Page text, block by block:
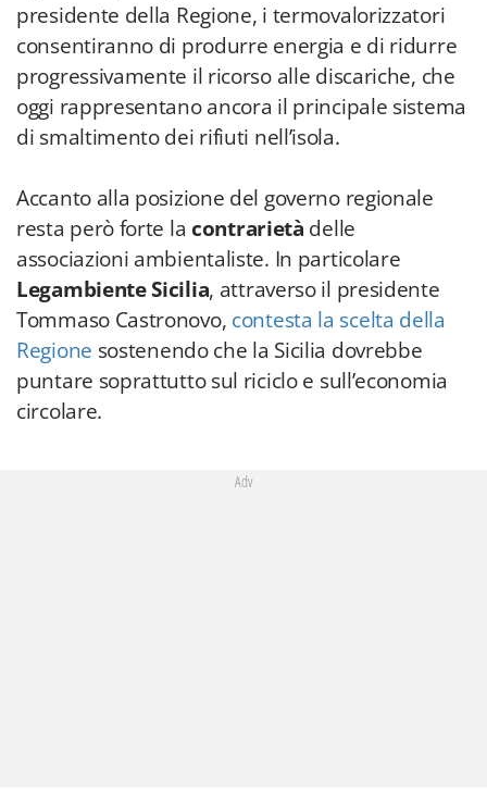
presidente della Regione, i termovalorizzatori
consentiranno di produrre energia e di ridurre
progressivamente il ricorso alle discariche, che
oggi rappresentano ancora il principale sistema
di smaltimento dei rifiuti nell’isola.
Accanto alla posizione del governo regionale
resta però forte la contrarietà delle
associazioni ambientaliste. In particolare
Legambiente Sicilia, attraverso il presidente
Tommaso Castronovo, contesta la scelta della
Regione sostenendo che la Sicilia dovrebbe
puntare soprattutto sul riciclo e sull’economia
circolare.
Adv